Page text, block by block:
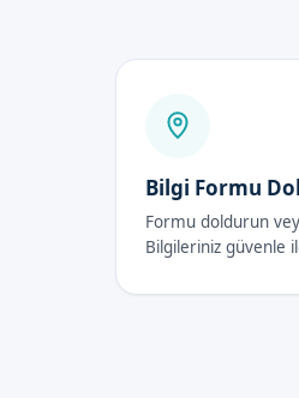
Bilgi Formu
Formu doldurun
Bilgileriniz güvenle